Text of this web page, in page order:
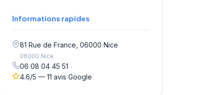
Informations rapides
81 Rue de France, 06000 Nice
06000 Nice
06 08 04 45 51
4.6/5 — 11 avis Google